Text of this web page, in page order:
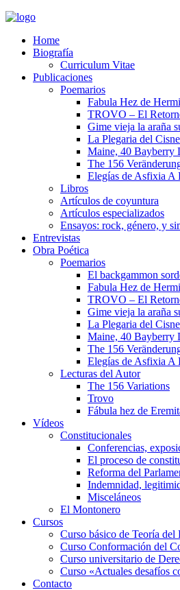
Home
Biografía
Curriculum Vitae​
Publicaciones
Poemarios
Fabula Hez de
TROVO – El
Gime vieja la araña
La Plegaria del
Maine, 40 Bayberry
The 156
Elegías de Asfixia A
Libros
Artículos de coyuntura
Artículos especializados
Ensayos: rock, género, y
Entrevistas
Obra Poética
Poemarios
El backgammon
Fabula Hez de
TROVO – El
Gime vieja la araña
La Plegaria del
Maine, 40 Bayberry
The 156
Elegías de Asfixia A
Lecturas del Autor
The 156 Variations
Trovo
Fábula hez de
Vídeos
Constitucionales
Conferencias,
El proceso de
Reforma del
Indemnidad,
Misceláneos
El Montonero
Cursos
Curso básico de Teoría
Curso Conformación del
Curso universitario de
Curso «Actuales desafíos
Contacto